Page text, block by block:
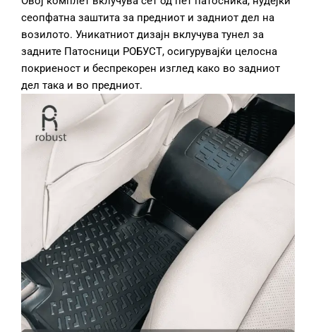
сеопфатна заштита за предниот и задниот дел на
возилото. Уникатниот дизајн вклучува тунел за
задните Патосници РОБУСТ, осигурувајќи целосна
покриеност и беспрекорен изглед како во задниот
дел така и во предниот.